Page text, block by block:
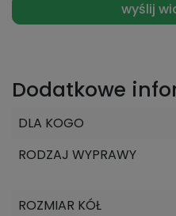
Dodatkowe
DLA KOGO
RODZAJ WYPRAWY
ROZMIAR KÓŁ